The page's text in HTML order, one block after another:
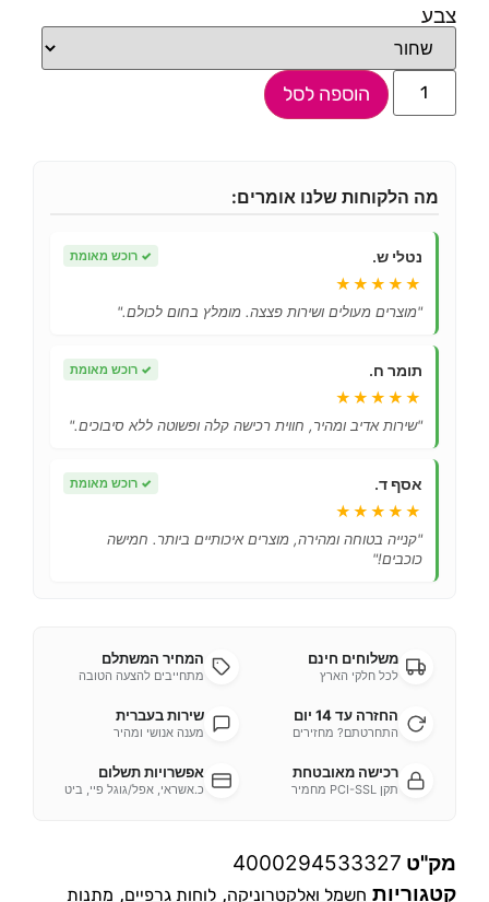
צבע
הוספה לסל
מה הלקוחות שלנו אומרים:
נטלי ש. ✓ רוכש מאומת
★★★★★
"מוצרים מעולים ושירות פצצה. מומלץ בחום לכולם."
תומר ח. ✓ רוכש מאומת
★★★★★
"שירות אדיב ומהיר, חווית רכישה קלה ופשוטה ללא סיבוכים."
אסף ד. ✓ רוכש מאומת
★★★★★
"קנייה בטוחה ומהירה, מוצרים איכותיים ביותר. חמישה
כוכבים!"
משלוחים חינם
לכל חלקי הארץ
המחיר המשתלם
מתחייבים להצעה הטובה
החזרה עד 14 יום
התחרטתם? מחזירים
שירות בעברית
מענה אנושי ומהיר
רכישה מאובטחת
תקן PCI-SSL מחמיר
אפשרויות תשלום
כ.אשראי, אפל/גוגל פיי, ביט
מק"ט 4000294533327
קטגוריות חשמל ואלקטרוניקה, לוחות גרפיים, מתנות